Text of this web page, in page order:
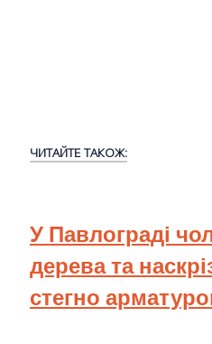
ЧИТАЙТЕ ТАКОЖ:
У Павлограді
дерева та
стегно